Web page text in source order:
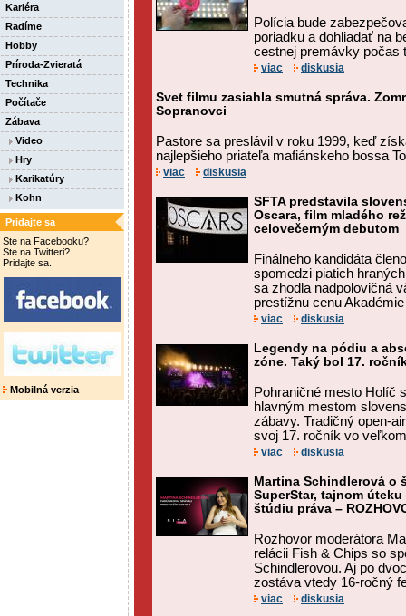
Kariéra
Radíme
Hobby
Príroda-Zvieratá
Technika
Počítače
Zábava
Video
Hry
Karikatúry
Kohn
Pridajte sa
Ste na Facebooku?
Ste na Twitteri?
Pridajte sa.
Mobilná verzia
Polícia bude
poriadku a dohliadať na
cestnej premávky počas
viac diskusia
Svet filmu zasiahla smutná správa.
Sopranovci
Pastore sa preslávil v roku 1999, keď
najlepšieho priateľa mafiánskeho bossa
viac diskusia
SFTA predstavila
Oscara, film mladého
celovečerným debutom
Finálneho kandidáta
spomedzi piatich
sa zhodla nadpolovičná
prestížnu cenu
viac diskusia
Legendy na pódiu a
zóne. Taký bol 17.
Pohraničné mesto Holíč
hlavným mestom
zábavy. Tradičný open-
svoj 17. ročník vo
viac diskusia
Martina Schindlerová o
SuperStar, tajnom
štúdiu práva –
Rozhovor moderátora
relácii Fish & Chips so
Schindlerovou. Aj po
zostáva vtedy 16-ročný
viac diskusia